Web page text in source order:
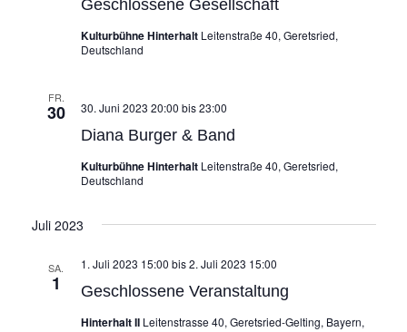
Geschlossene Gesellschaft
Kulturbühne Hinterhalt Leitenstraße 40, Geretsried,
Deutschland
FR.
30
Diana Burger & Band
30. Juni 2023 20:00 bis23:00
Kulturbühne Hinterhalt Leitenstraße 40, Geretsried,
Deutschland
Juli 2023
SA.
1 Geschlossene Veranstaltung
1. Juli 2023 15:00 bis2. Juli 2023 15:00
Hinterhalt II Leitenstrasse 40, Geretsried-Gelting, Bayern,